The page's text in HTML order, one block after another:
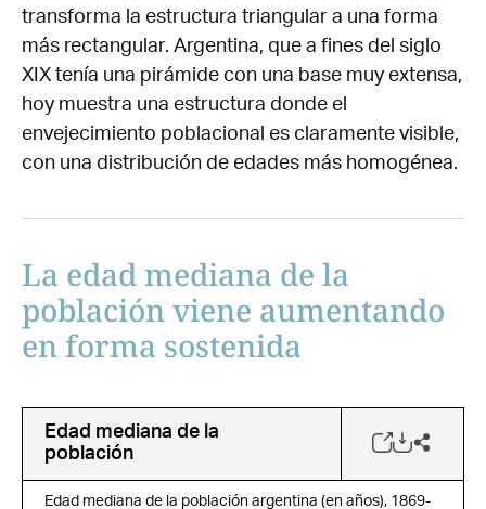
transforma la estructura triangular a una forma
más rectangular. Argentina, que a fines del siglo
XIX tenía una pirámide con una base muy extensa,
hoy muestra una estructura donde el
envejecimiento poblacional es claramente visible,
con una distribución de edades más homogénea.
La edad mediana de la
población viene aumentando
en forma sostenida
Edad mediana de la
población
Edad mediana de la población argentina (en años), 1869-